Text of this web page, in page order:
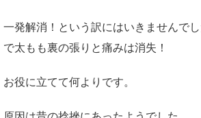
一発解消！という訳にはいきませんで
で太もも裏の張りと痛みは消失！
お役に立てて何よりです。